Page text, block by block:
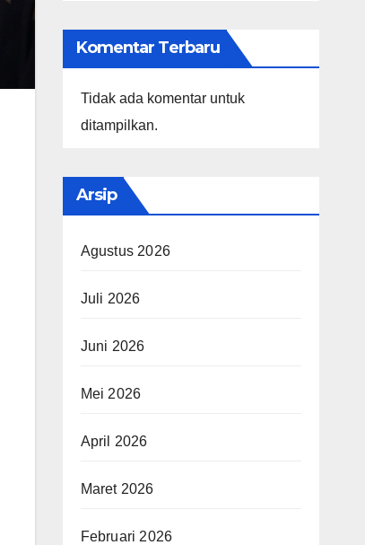
Komentar Terbaru
Tidak ada komentar untuk
ditampilkan.
Arsip
Agustus 2026
Juli 2026
Juni 2026
Mei 2026
April 2026
Maret 2026
Februari 2026